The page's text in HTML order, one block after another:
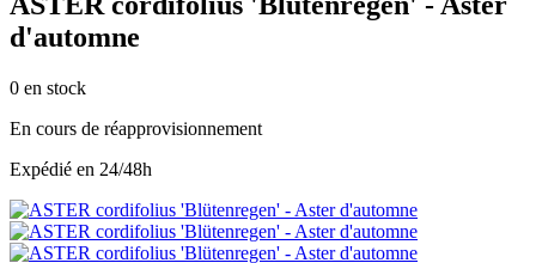
d'automne
0 en stock
En cours de réapprovisionnement
Expédié en 24/48h